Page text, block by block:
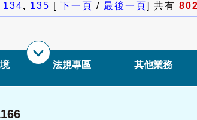
134, 135 [ 下一頁 / 最後一頁] 共有
法規專區 其他業務